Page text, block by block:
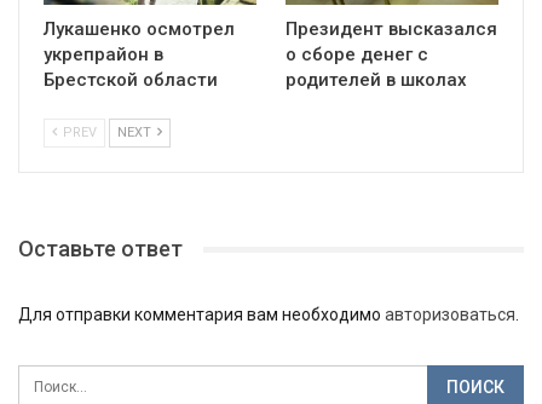
Лукашенко осмотрел
укрепрайон в
Брестской области
Президент высказался
о сборе денег с
родителей в школах
PREV NEXT
Оставьте ответ
Для отправки комментария вам необходимо авторизоваться